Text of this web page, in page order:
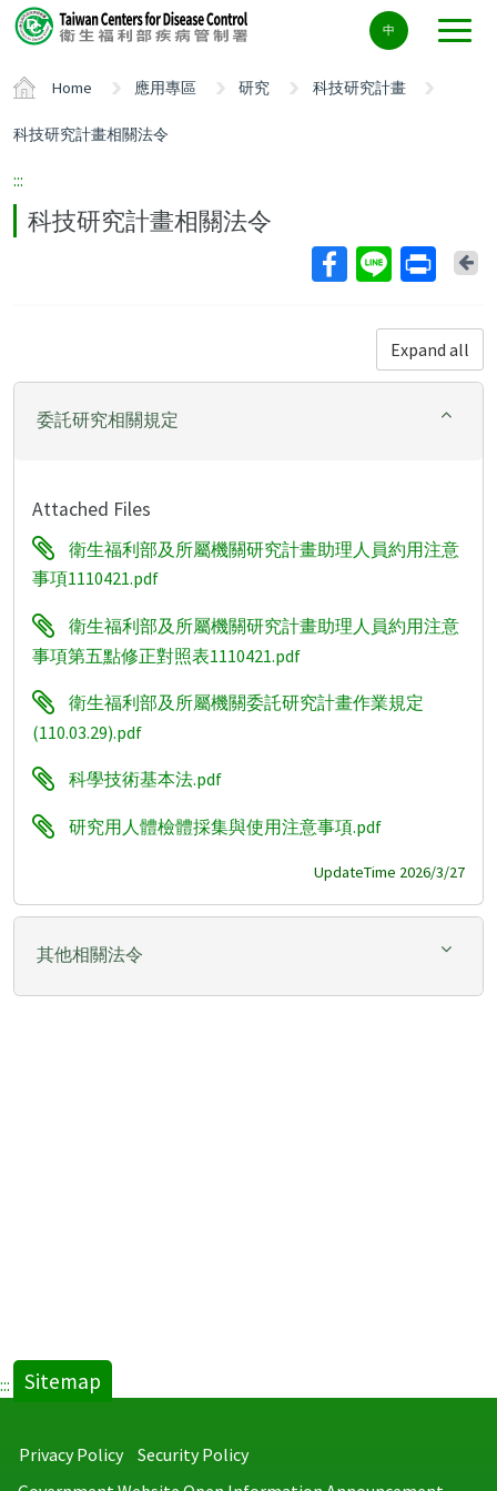
Center
block
中
Home 應用專區 研究 科技研究計畫
科技研究計畫相關法令
:::
科技研究計畫相關法令
Expand all
委託研究相關規定
Attached Files
衛生福利部及所屬機關研究計畫助理人員約用注意
事項1110421.pdf
衛生福利部及所屬機關研究計畫助理人員約用注意
事項第五點修正對照表1110421.pdf
衛生福利部及所屬機關委託研究計畫作業規定
(110.03.29).pdf
科學技術基本法.pdf
研究用人體檢體採集與使用注意事項.pdf
UpdateTime 2026/3/27
其他相關法令
::: Sitemap
Privacy Policy
Security Policy